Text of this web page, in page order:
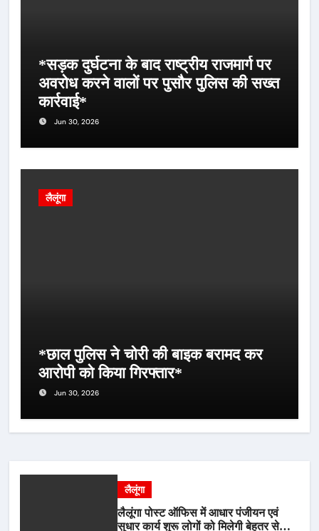
*सड़क दुर्घटना के बाद राष्ट्रीय राजमार्ग पर
अवरोध करने वालों पर पुसौर पुलिस की सख्त
कार्रवाई*
Jun 30, 2026
लैलूंगा
*छाल पुलिस ने चोरी की बाइक बरामद कर
आरोपी को किया गिरफ्तार*
Jun 30, 2026
लैलूंगा
लैलूंगा पोस्ट ऑफिस में आधार पंजीयन एवं
सुधार कार्य शुरू लोगों को मिलेगी बेहतर सेवा,